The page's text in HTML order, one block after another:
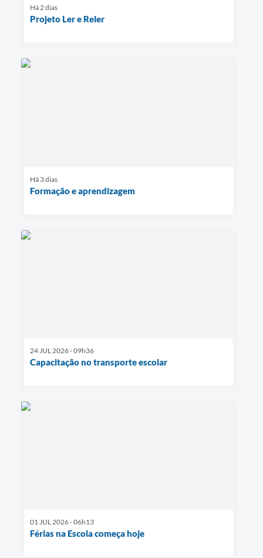
Há 2 dias
Projeto Ler e Reler
Há 3 dias
Formação e aprendizagem
24 JUL 2026 - 09h36
Capacitação no transporte escolar
01 JUL 2026 - 06h13
Férias na Escola começa hoje